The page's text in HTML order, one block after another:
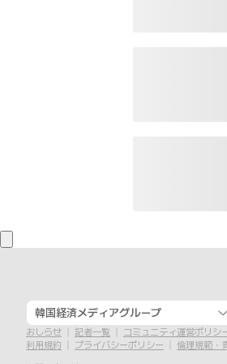
韓国経済メディアグループ
おしらせ 記者一覧
コミュニティ運営ポリシ
利用規約
プライバシーポリシー
倫理規範・